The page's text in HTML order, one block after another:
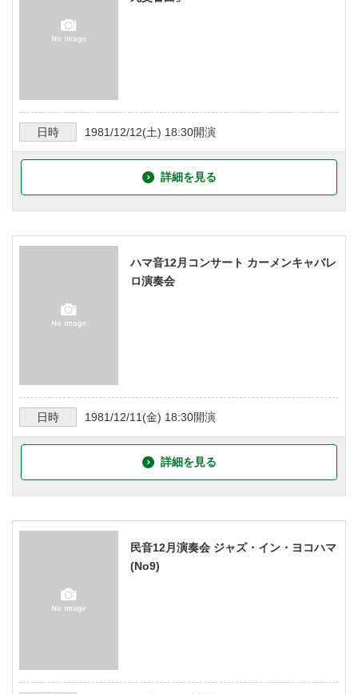
日時 1981/12/12(土) 18:30開演
詳細を見る
ハマ音12月コンサート カーメンキャバレ
ロ演奏会
日時 1981/12/11 (金) 18:30開演
詳細を見る
民音12月演奏会 ジャズ・イン・ヨコハマ
(No9)